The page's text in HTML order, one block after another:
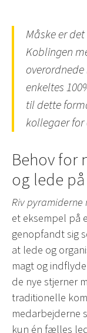
Måske er
Koblingen
enkeltes
til dette
kollegaer
Behov for
og lede på
Riv pyramiderne
et eksempel på
genopfandt sig
at lede og
magt og
de nye stjerner
traditionelle
medarbejderne
kun én fælles